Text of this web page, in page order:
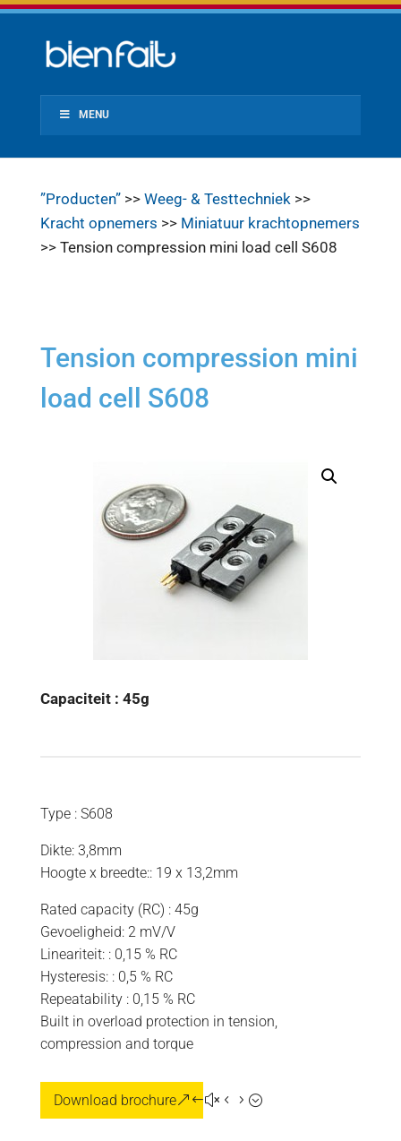
MENU
”Producten”>> Weeg- & Testtechniek>>
Kracht opnemers >> Miniatuur krachtopnemers
>> Tension compression mini load cell S608
Tension compression mini
load cell S608
Capaciteit : 45g
Type : S608
Dikte: 3,8mm
Hoogte x breedte:: 19 x 13,2mm
Rated capacity (RC) : 45g
Gevoeligheid: 2 mV/V
Lineariteit: : 0,15 % RC
Hysteresis: : 0,5 % RC
Repeatability : 0,15 % RC
Built in overload protection in tension,
compression and torque
Download brochure